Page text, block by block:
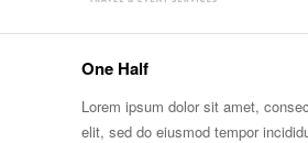
One Half
Lorem ipsum dolor sit amet,
elit, sed do eiusmod tempor